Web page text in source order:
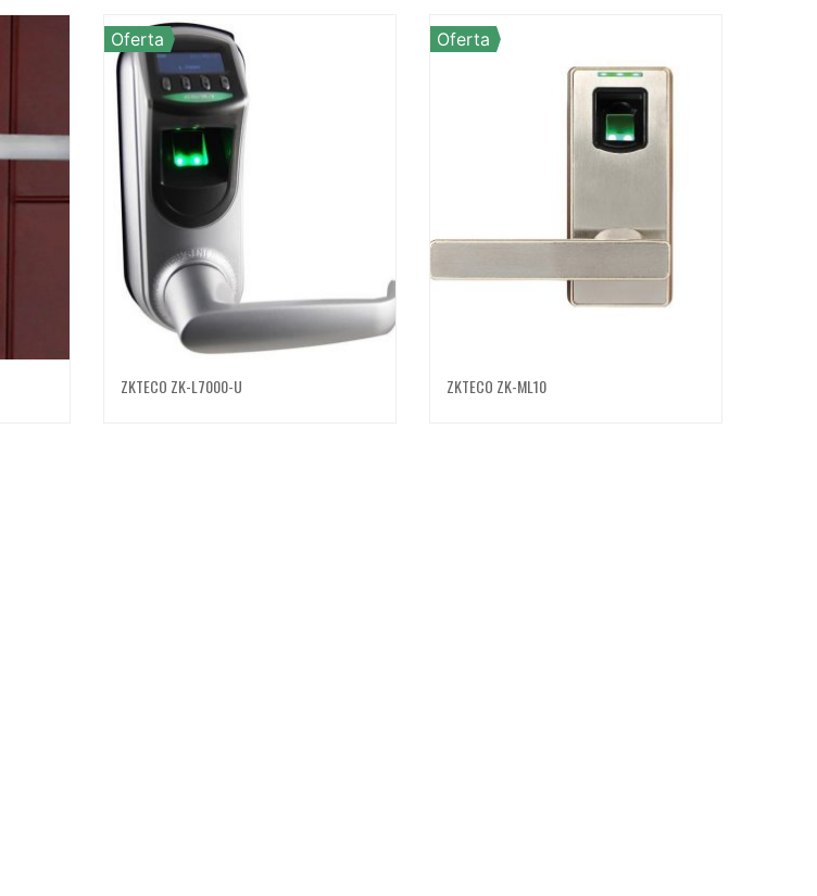
Oferta
ZKTECO ZK-L7000-U
Oferta
ZKTECO ZK-ML10